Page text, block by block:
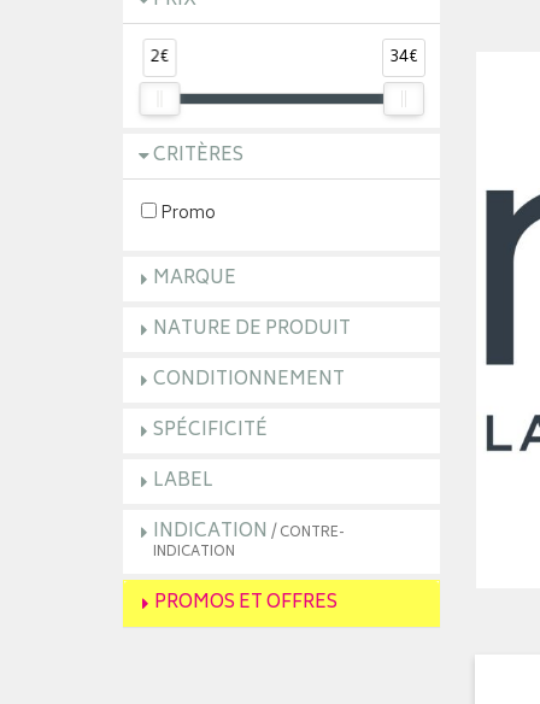
2€ 34€
CRITÈRES
Promo
MARQUE
NATURE DE PRODUIT
CONDITIONNEMENT
SPÉCIFICITÉ
LABEL
INDICATION / CONTRE-
INDICATION
PROMOS ET OFFRES